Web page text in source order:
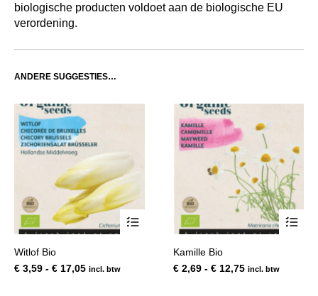
biologische producten voldoet aan de biologische EU
verordening.
ANDERE SUGGESTIES…
heeft
Witlof Bio
€ 3,59 - € 17,05Prijsklasse:
incl. btw
heeft
Kamille Bio
€ 2,69 - € 12,75Prijsklasse:
incl. btw